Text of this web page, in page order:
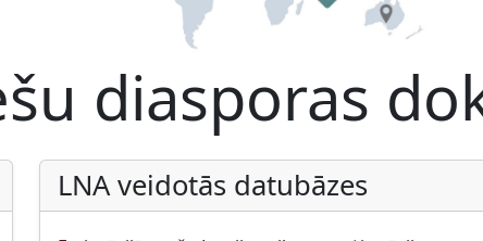
diasporas
LNA veidotās datubāzes